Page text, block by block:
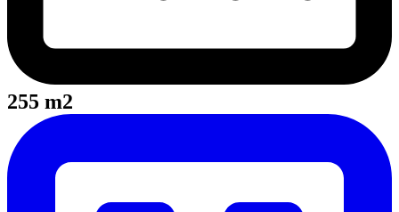
255 m2